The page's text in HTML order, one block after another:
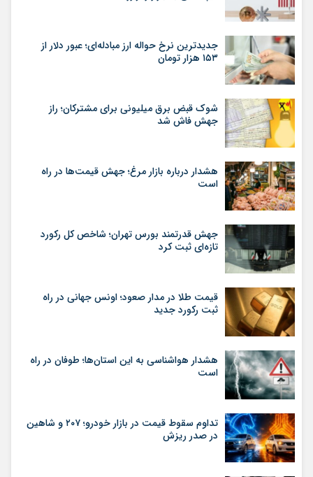
جدیدترین نرخ حواله ارز مبادله‌ای؛ عبور دلار از
۱۵۳ هزار تومان
شوک قبض برق میلیونی برای مشترکان؛ راز
جهش فاش شد
هشدار درباره بازار مرغ؛ جهش قیمت‌ها در راه
است
جهش قدرتمند بورس تهران؛ شاخص کل رکورد
تازه‌ای ثبت کرد
قیمت طلا در مدار صعود؛ اونس جهانی در راه
ثبت رکورد جدید
هشدار هواشناسی به این استان‌ها؛ طوفان در راه
است
تداوم سقوط قیمت در بازار خودرو؛ ۲۰۷ و شاهین
در صدر ریزش